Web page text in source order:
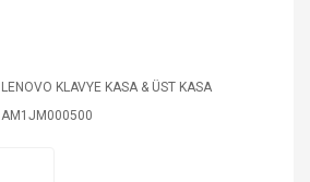
LENOVO KLAVYE KASA & ÜST KASA
AM1JM000500